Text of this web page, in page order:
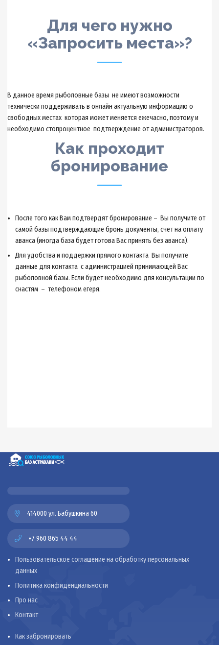
Для чего нужно
«Запросить места»?
В данное время рыболовные базы не имеют возможности
технически поддерживать в онлайн актуальную информацию о
свободных местах которая может меняется ежечасно, поэтому и
необходимо стопроцентное подтверждение от администраторов.
Как проходит
бронирование
После того как Вам подтвердят бронирование – Вы получите от
самой базы подтверждающие бронь документы, счет на оплату
аванса (иногда база будет готова Вас принять без аванса).
Для удобства и поддержки прямого контакта Вы получите
данные для контакта с администрацией принимающей Вас
рыболовной базы. Если будет необходимо для консультации по
снастям – телефоном егеря.
414000 ул. Бабушкина 60
+7 960 865 44 44
Пользовательское соглашение на обработку персональных
данных
Политика конфиденциальности
Про нас
Контакт
Как забронировать